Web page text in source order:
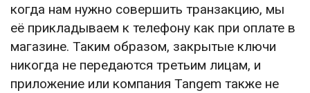
когда нам нужно совершить транзакцию, мы
её прикладываем к телефону как при оплате в
магазине. Таким образом, закрытые ключи
никогда не передаются третьим лицам, и
приложение или компания Tangem также не